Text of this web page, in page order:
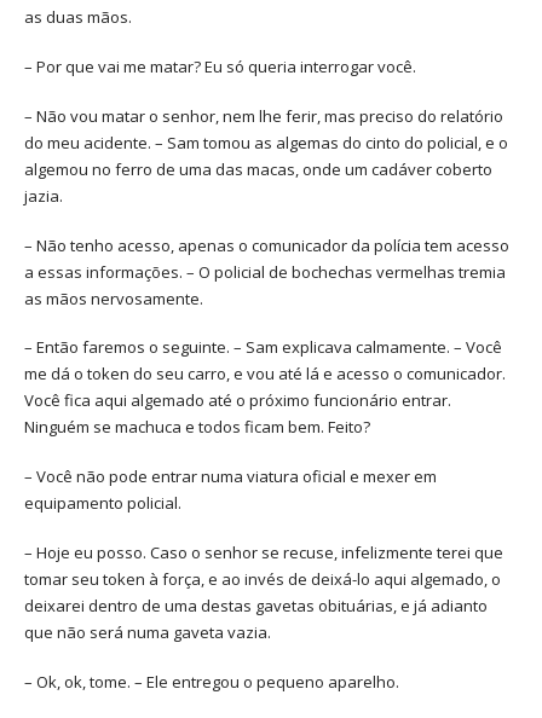
as duas mãos.
– Por que vai me matar? Eu só queria interrogar você.
– Não vou matar o senhor, nem lhe ferir, mas preciso do relatório
do meu acidente. – Sam tomou as algemas do cinto do policial, e o
algemou no ferro de uma das macas, onde um cadáver coberto
jazia.
– Não tenho acesso, apenas o comunicador da polícia tem acesso
a essas informações. – O policial de bochechas vermelhas tremia
as mãos nervosamente.
– Então faremos o seguinte. – Sam explicava calmamente. – Você
me dá o token do seu carro, e vou até lá e acesso o comunicador.
Você fica aqui algemado até o próximo funcionário entrar.
Ninguém se machuca e todos ficam bem. Feito?
– Você não pode entrar numa viatura oficial e mexer em
equipamento policial.
– Hoje eu posso. Caso o senhor se recuse, infelizmente terei que
tomar seu token à força, e ao invés de deixá-lo aqui algemado, o
deixarei dentro de uma destas gavetas obituárias, e já adianto
que não será numa gaveta vazia.
– Ok, ok, tome. – Ele entregou o pequeno aparelho.